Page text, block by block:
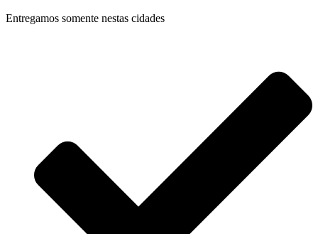
Entregamos somente nestas cidades